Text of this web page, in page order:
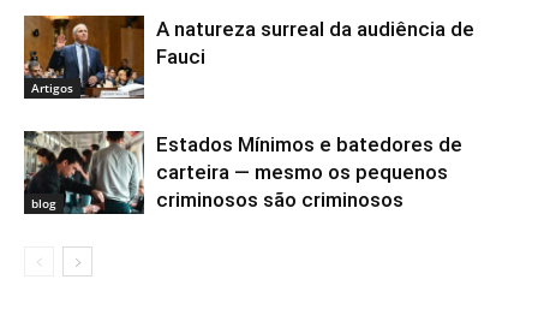
Artigos
A natureza surreal da audiência de
Fauci
blog
Estados Mínimos e batedores de
carteira — mesmo os pequenos
criminosos são criminosos